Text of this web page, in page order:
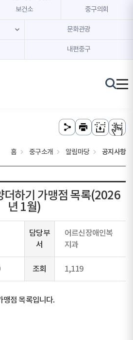
본문 내용 바로가기
주메뉴 바로가기
보건소 중구의회
문화관광
내편중구
홈 중구소개 알림마당 공지사항
더하기 가맹점 목록(2026
년 1월)
담당부
서
어르신장애인복
지과
조회 1,119
맹점 목록입니다.